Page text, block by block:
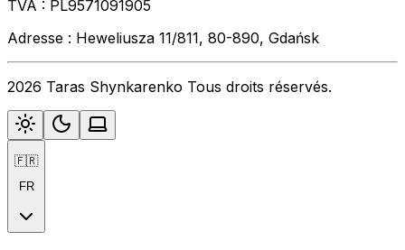
TVA : PL9571091905
Adresse : Heweliusza 11/811, 80-890, Gdańsk
2026 Taras Shynkarenko Tous droits réservés.
🇫🇷
FR